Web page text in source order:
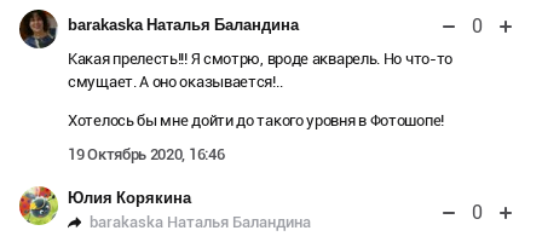
barakaska Наталья Баландина 0
Какая прелесть!!! Я смотрю, вроде акварель. Но что-то
смущает. А оно оказывается!..
Хотелось бы мне дойти до такого уровня в Фотошопе!
19 Октябрь 2020, 16:46
Юлия Корякина
barakaska Наталья Баландина
0